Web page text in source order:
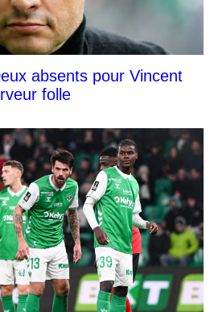
absents pour Vincent
folle